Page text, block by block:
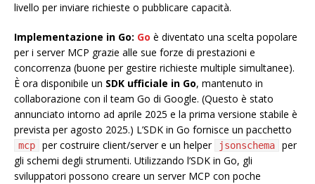
livello per inviare richieste o pubblicare capacità.
Implementazione in Go: Go è diventato una scelta popolare
per i server MCP grazie alle sue forze di prestazioni e
concorrenza (buone per gestire richieste multiple simultanee).
È ora disponibile un SDK ufficiale in Go, mantenuto in
collaborazione con il team Go di Google. (Questo è stato
annunciato intorno ad aprile 2025 e la prima versione stabile è
prevista per agosto 2025.) L’SDK in Go fornisce un pacchetto
mcp per costruire client/server e un helper jsonschema
per
gli schemi degli strumenti. Utilizzando l’SDK in Go, gli
sviluppatori possono creare un server MCP con poche